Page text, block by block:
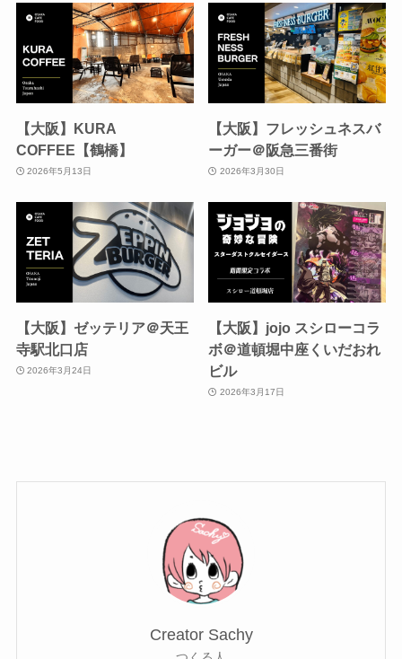
【大阪】KURA
COFFEE【鶴橋】
2026年5月13日
【大阪】フレッシュネスバ
ーガー＠阪急三番街
2026年3月30日
【大阪】ゼッテリア＠天王
寺駅北口店
2026年3月24日
【大阪】jojo スシローコラ
ボ＠道頓堀中座くいだおれ
ビル
2026年3月17日
Creator Sachy